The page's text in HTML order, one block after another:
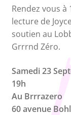
Rendez vous
lecture de
soutien au
Grrrnd Zéro.
Samedi 23
19h
Au Brrrazero
60 avenue